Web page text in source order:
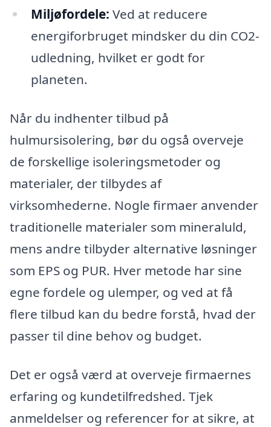
Miljøfordele: Ved at reducere
energiforbruget mindsker du din CO2-
udledning, hvilket er godt for
planeten.
Når du indhenter tilbud på
hulmursisolering, bør du også overveje
de forskellige isoleringsmetoder og
materialer, der tilbydes af
virksomhederne. Nogle firmaer anvender
traditionelle materialer som mineraluld,
mens andre tilbyder alternative løsninger
som EPS og PUR. Hver metode har sine
egne fordele og ulemper, og ved at få
flere tilbud kan du bedre forstå, hvad der
passer til dine behov og budget.
Det er også værd at overveje firmaernes
erfaring og kundetilfredshed. Tjek
anmeldelser og referencer for at sikre, at